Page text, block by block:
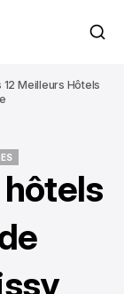
12 Meilleurs Hôtels
hôtels